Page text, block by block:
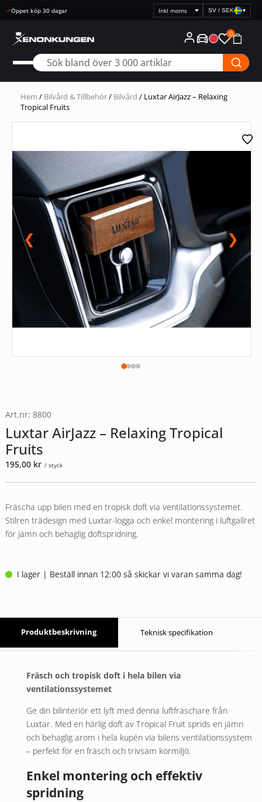
Snabb leverans
Välj
prisvisning
SV / SEK ▾
0
Hem / Bilvård & Tillbehör/ Bilvård / Luxtar AirJazz – Relaxing
Tropical Fruits
❮ ❯
Art.nr: 8800
Luxtar AirJazz – Relaxing Tropical
Fruits
195,00 kr / styck
Fräscha upp bilen med en tropisk doft via ventilationssystemet.
Stilren trädesign med Luxtar-logga och enkel montering i luftgallret
för jämn och behaglig doftspridning.
I lager | Beställ innan 12:00 så skickar vi varan samma dag!
Produktbeskrivning Teknisk specifikation
Fräsch och tropisk doft i hela bilen via
ventilationssystemet
Ge din bilinteriör ett lyft med denna luftfräschare från
Luxtar. Med en härlig doft av Tropical Fruit sprids en jämn
och behaglig arom i hela kupén via bilens ventilationssystem
– perfekt för en fräsch och trivsam körmiljö.
Enkel montering och effektiv
spridning